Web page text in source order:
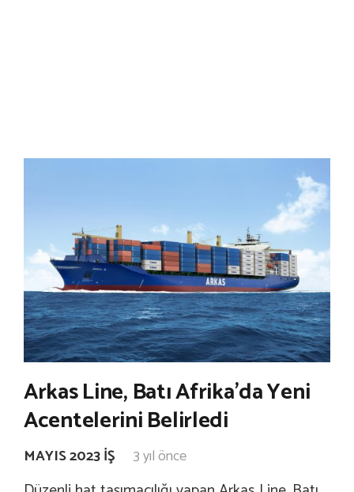
Arkas Line, Batı Afrika’da Yeni
Acentelerini Belirledi
MAYIS 2023 İŞ 3 yıl önce